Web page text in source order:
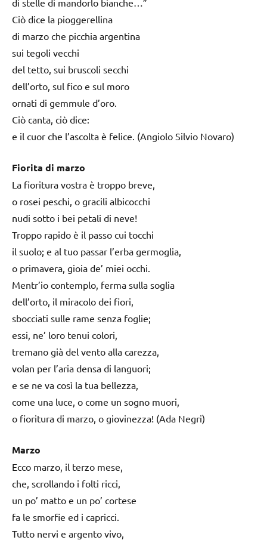
Ciò dice la pioggerellina
di marzo che picchia argentina
sui tegoli vecchi
del tetto, sui bruscoli secchi
dell’orto, sul fico e sul moro
ornati di gemmule d’oro.
Ciò canta, ciò dice:
e il cuor che l’ascolta è felice. (Angiolo Silvio Novaro)
Fiorita di marzo
La fioritura vostra è troppo breve,
o rosei peschi, o gracili albicocchi
nudi sotto i bei petali di neve!
Troppo rapido è il passo cui tocchi
il suolo; e al tuo passar l’erba germoglia,
o primavera, gioia de’ miei occhi.
Mentr’io contemplo, ferma sulla soglia
dell’orto, il miracolo dei fiori,
sbocciati sulle rame senza foglie;
essi, ne’ loro tenui colori,
tremano già del vento alla carezza,
volan per l’aria densa di languori;
e se ne va così la tua bellezza,
come una luce, o come un sogno muori,
o fioritura di marzo, o giovinezza! (Ada Negri)
Marzo
Ecco marzo, il terzo mese,
che, scrollando i folti ricci,
un po’ matto e un po’ cortese
fa le smorfie ed i capricci.
Tutto nervi e argento vivo,